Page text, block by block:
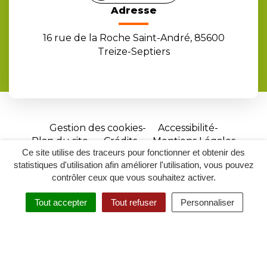
Ce site utilise des traceurs pour fonctionner et obtenir des
statistiques d'utilisation afin améliorer l'utilisation, vous pouvez
contrôler ceux que vous souhaitez activer.
Tout accepter Tout refuser Personnaliser
RECHERCHER
ACCESSIBILITÉ
Adresse
16 rue de la Roche Saint-André, 85600
Treize-Septiers
Gestion des cookies
Accessibilité
Plan du site
Crédits
Mentions Légales
Site
réalisé
par
Inovagora